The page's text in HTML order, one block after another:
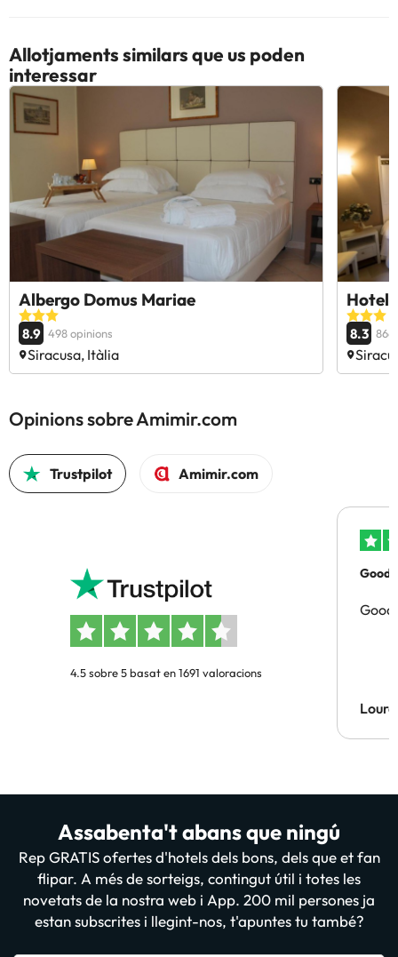
Allotjaments similars que us poden
interessar
Albergo Domus Mariae
8.9 498 opinions
Siracusa, Itàlia
Hotel
8.3 866
Opinions sobre Amimir.com
Trustpilot Amimir.com
4.5 sobre 5 basat en 1691 valoracions
Good
Good
Assabenta't abans que ningú
Rep GRATIS ofertes d'hotels dels bons, dels que et fan
flipar. A més de sorteigs, contingut útil i totes les
novetats de la nostra web i App. 200 mil persones ja
estan subscrites i llegint-nos, t'apuntes tu també?